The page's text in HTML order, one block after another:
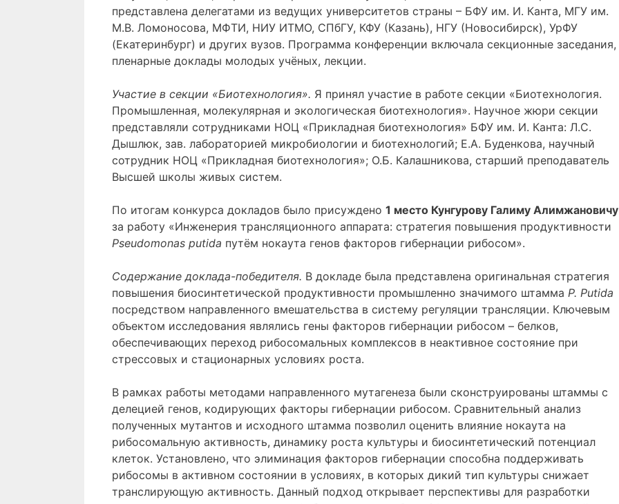
представлена делегатами из ведущих университетов страны – БФУ им. И. Канта, МГУ им.
М.В. Ломоносова, МФТИ, НИУ ИТМО, СПбГУ, КФУ (Казань), НГУ (Новосибирск), УрФУ
(Екатеринбург) и других вузов. Программа конференции включала секционные заседания,
пленарные доклады молодых учёных, лекции.
Участие в секции «Биотехнология». Я принял участие в работе секции «Биотехнология.
Промышленная, молекулярная и экологическая биотехнология». Научное жюри секции
представляли сотрудниками НОЦ «Прикладная биотехнология» БФУ им. И. Канта: Л.С.
Дышлюк, зав. лабораторией микробиологии и биотехнологий; Е.А. Буденкова, научный
сотрудник НОЦ «Прикладная биотехнология»; О.Б. Калашникова, старший преподаватель
Высшей школы живых систем.
По итогам конкурса докладов было присуждено 1 место Кунгурову Галиму Алимжановичу
за работу «Инженерия трансляционного аппарата: стратегия повышения продуктивности
Pseudomonas putida путём нокаута генов факторов гибернации рибосом».
Содержание доклада-победителя. В докладе была представлена оригинальная стратегия
повышения биосинтетической продуктивности промышленно значимого штамма P. Putida
посредством направленного вмешательства в систему регуляции трансляции. Ключевым
объектом исследования являлись гены факторов гибернации рибосом – белков,
обеспечивающих переход рибосомальных комплексов в неактивное состояние при
стрессовых и стационарных условиях роста.
В рамках работы методами направленного мутагенеза были сконструированы штаммы с
делецией генов, кодирующих факторы гибернации рибосом. Сравнительный анализ
полученных мутантов и исходного штамма позволил оценить влияние нокаута на
рибосомальную активность, динамику роста культуры и биосинтетический потенциал
клеток. Установлено, что элиминация факторов гибернации способна поддерживать
рибосомы в активном состоянии в условиях, в которых дикий тип культуры снижает
транслирующую активность. Данный подход открывает перспективы для разработки